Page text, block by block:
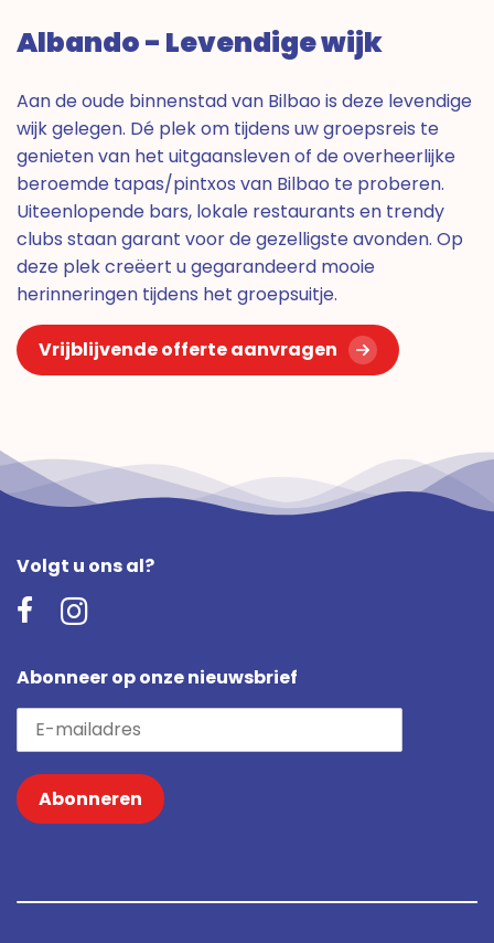
Albando - Levendige wijk
Aan de oude binnenstad van Bilbao is deze levendige
wijk gelegen. Dé plek om tijdens uw groepsreis te
genieten van het uitgaansleven of de overheerlijke
beroemde tapas/pintxos van Bilbao te proberen.
Uiteenlopende bars, lokale restaurants en trendy
clubs staan garant voor de gezelligste avonden. Op
deze plek creëert u gegarandeerd mooie
herinneringen tijdens het groepsuitje.
Vrijblijvende offerte aanvragen
Volgt u ons al?
Abonneer op onze nieuwsbrief
Abonneren